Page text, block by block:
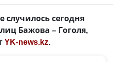
сегодня
Бажова – Гоголя,
YK-news.kz.